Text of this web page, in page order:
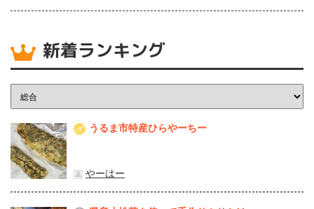
新着ランキング
1 うるま市特産ひらやーちー
やーはー